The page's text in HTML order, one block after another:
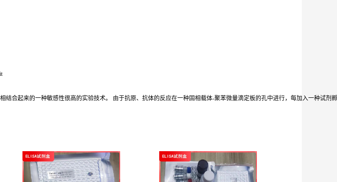
合起来的一种敏感性很高的实验技术。 由于抗原、抗体的反应在一种固相载体-聚苯微量滴定板的孔中进行，每加入一种